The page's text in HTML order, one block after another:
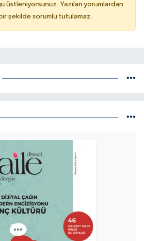
üstleniyorsunuz. Yazılan yorumlardan
şekilde sorumlu tutulamaz.